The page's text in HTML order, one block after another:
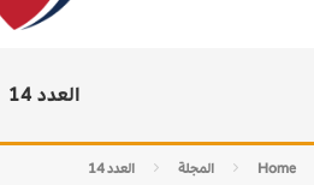
العدد 14
Home المجلة العدد 14